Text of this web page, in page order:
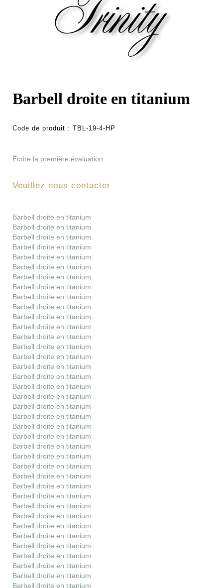
Barbell droite en titanium
Code de produit : TBL-19-4-HP
Écrire la première évaluation
Veuillez nous contacter
Barbell droite en titanium
Barbell droite en titanium
Barbell droite en titanium
Barbell droite en titanium
Barbell droite en titanium
Barbell droite en titanium
Barbell droite en titanium
Barbell droite en titanium
Barbell droite en titanium
Barbell droite en titanium
Barbell droite en titanium
Barbell droite en titanium
Barbell droite en titanium
Barbell droite en titanium
Barbell droite en titanium
Barbell droite en titanium
Barbell droite en titanium
Barbell droite en titanium
Barbell droite en titanium
Barbell droite en titanium
Barbell droite en titanium
Barbell droite en titanium
Barbell droite en titanium
Barbell droite en titanium
Barbell droite en titanium
Barbell droite en titanium
Barbell droite en titanium
Barbell droite en titanium
Barbell droite en titanium
Barbell droite en titanium
Barbell droite en titanium
Barbell droite en titanium
Barbell droite en titanium
Barbell droite en titanium
Barbell droite en titanium
Barbell droite en titanium
Barbell droite en titanium
Barbell droite en titanium